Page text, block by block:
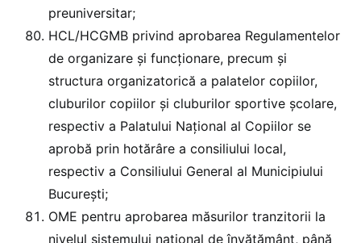
preuniversitar;
HCL/HCGMB privind aprobarea Regulamentelor
de organizare şi funcţionare, precum şi
structura organizatorică a palatelor copiilor,
cluburilor copiilor și cluburilor sportive școlare,
respectiv a Palatului Național al Copiilor se
aprobă prin hotărâre a consiliului local,
respectiv a Consiliului General al Municipiului
Bucureşti;
OME pentru aprobarea măsurilor tranzitorii la
nivelul sistemului național de învățământ, până